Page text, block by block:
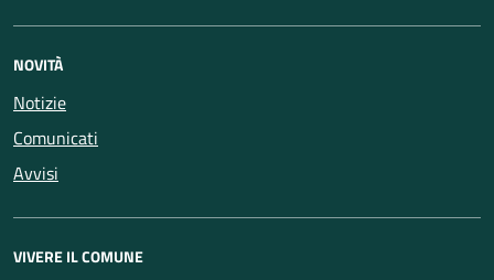
NOVITÀ
Notizie
Comunicati
Avvisi
VIVERE IL COMUNE